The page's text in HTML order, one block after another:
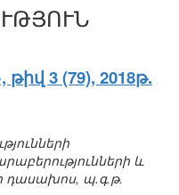
թիվ 3 (79), 2018թ.
և
դասախոս, պ.գ.թ.